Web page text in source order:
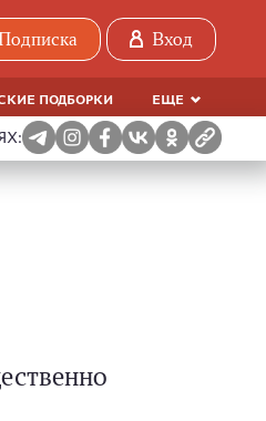
Вход
ПОДБОРКИ ЕЩЕ